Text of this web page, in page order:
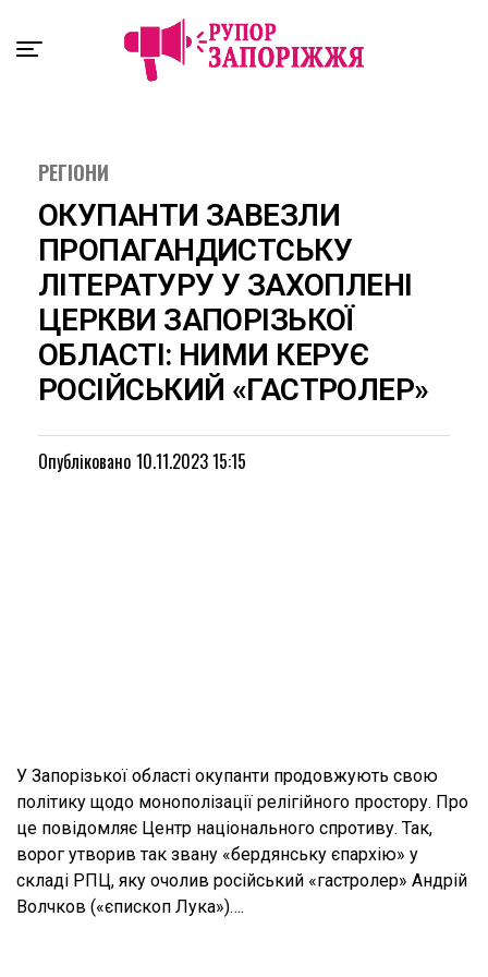
РЕГІОНИ
ОКУПАНТИ ЗАВЕЗЛИ
ПРОПАГАНДИСТСЬКУ
ЛІТЕРАТУРУ У ЗАХОПЛЕНІ
ЦЕРКВИ ЗАПОРІЗЬКОЇ
ОБЛАСТІ: НИМИ КЕРУЄ
РОСІЙСЬКИЙ «ГАСТРОЛЕР»
Опубліковано 10.11.2023 15:15
У Запорізької області окупанти продовжують свою
політику щодо монополізації релігійного простору. Про
це повідомляє Центр національного спротиву. Так,
ворог утворив так звану «бердянську єпархію» у
складі РПЦ, яку очолив російський «гастролер» Андрій
Волчков («єпископ Лука»)….
Exit mobile version